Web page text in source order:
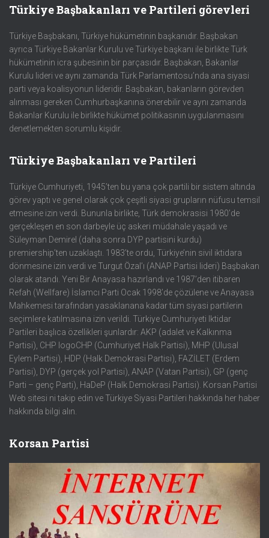
h
o
r
:
Türkiye Başbakanları ve Partileri görevleri
Türkiye Başbakanı, Türkiye hükümetinin başkanıdır. Başbakan
ayrıca Türkiye Bakanlar Kurulu ve Türkiye başkanı ile birlikte Türk
hükümetinin icra şubesinin bir parçasıdır. Başbakan, Bakanlar
Kurulu lideri ve aynı zamanda Türk Parlamentosu’nda ana siyasi
parti veya koalisyonun lideridir. Başbakan, bakanların görevden
alınması gereken Cumhurbaşkanına önerebilir ve aynı zamanda
Bakanlar Kurulu ile birlikte hükümet politikasının uygulanmasını
denetlemekten sorumlu kişidir.
Türkiye Başbakanları ve Partileri
Türkiye Cumhuriyeti, 1945’ten bu yana çok partili bir sistem altında
görev yaptı ve genel olarak çok çeşitli siyasi grupların nüfusu temsil
etmesine izin verdi. Bununla birlikte, Türk demokrasisi 1980’de
gerçekleşen en son darbeyle üç askeri müdahale yaşadı ve
Süleyman Demirel (daha sonra DYP partisini kurdu)
premiership’ten uzaklaştı. 1983’te ordu, Türkiye’nin sivil iktidara
dönmesine izin verdi ve Turgut Özal’ı (ANAP Partisi lideri) Başbakan
olarak atandı. Yeni Bir Anayasa hazırlandı ve 1987’den itibaren
Refah (Wellfare) İslamcı Parti Ocak 1998’de çözülene ve Anayasa
Mahkemesi tarafından yasaklanana kadar tüm siyasi partilerin
seçimlere katılmasına izin verildi. Türkiye Cumhuriyeti Iktidar
Partileri başlıca özellikleri şunlardır: AKP (adalet ve Kalkınma
Partisi), CHP logoCHP (Cumhuriyet Halk Partisi), MHP (Ulusal
Eylem Partisi), HDP (Halk Demokrasi Partisi), FAZİLET (Erdem
Partisi), DYP (gerçek yol Partisi), ANAP (Vatan Partisi), GP (genç
Parti – genç Parti), HaDeP (Halk Demokrasi Partisi). Korsan Partisi
Web sitesi ni takip edin ve Türkiye Siyasi Partileri hakkında her haber
hakkında bilgi alın.
Korsan Partisi